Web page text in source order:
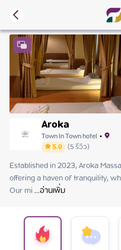
Aroka
Town In Town hotel •
5.0 (5รีวิว)
Friday
Saturday
Sunday
Tuesday
Wednesday
Thursday
Established in 2023, Aroka
offering a haven of tranquility,
Our mi ...อ่านเพิ่ม